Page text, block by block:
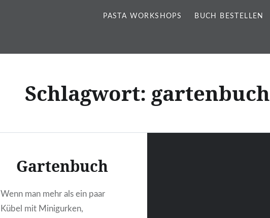
PASTA WORKSHOPS BUCH BESTELLEN
Schlagwort: gartenbuch
Gartenbuch
Wenn man mehr als ein paar
Kübel mit Minigurken,